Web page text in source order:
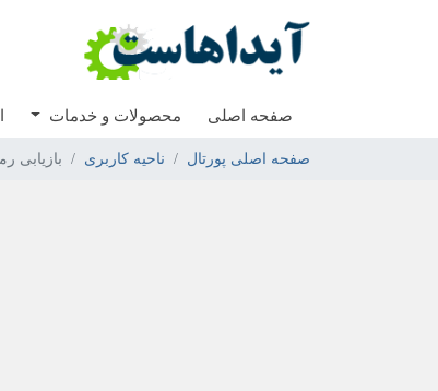
صفحه اصلی محصولات و خدمات
صفحه اصلی پورتال ناحیه کاربری بازیابی